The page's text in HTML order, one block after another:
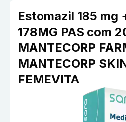
Estomazil 185 mg
178MG PAS com
MANTECORP
MANTECORP
FEMEVITA